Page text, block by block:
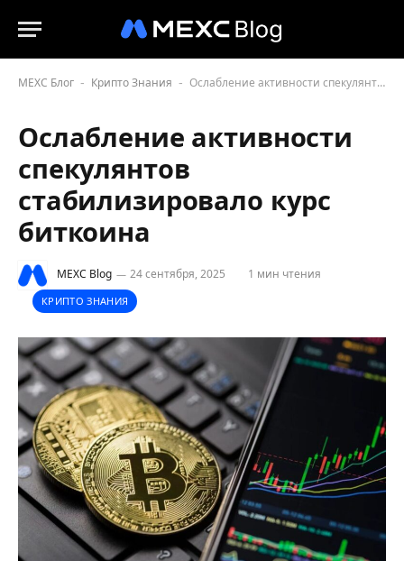
MEXC Блог - Крипто Знания - Ослабление активности спекулянтов стабилизировало курс биткоина
Ослабление активности
спекулянтов
стабилизировало курс
биткоина
MEXC Blog 24 сентября, 2025 1 мин чтения
КРИПТО ЗНАНИЯ